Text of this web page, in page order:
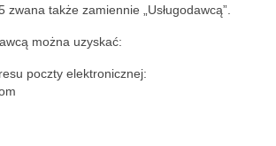
zwana także zamiennie „Usługodawcą”.
można uzyskać:
poczty elektronicznej: